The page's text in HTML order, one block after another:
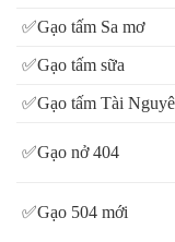
Cách bảo quản
thì cách bảo quản
- Cũng như những
lâu trong quá trình sử
✅Gạo tấm Sa mơ
✅Gạo tấm sữa
✅Gạo tấm Tài
✅Gạo nở 404
✅Gạo 504 mới